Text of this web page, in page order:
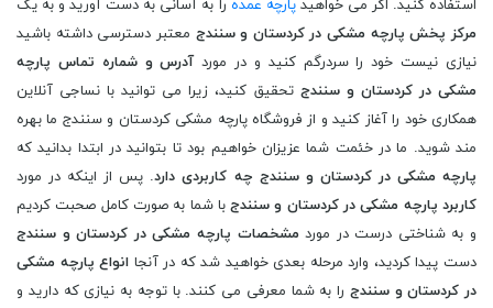
استفاده کنید. اگر می خواهیدپارچه عمده را به آسانی به دست آورید و به یک
مرکز پخش پارچه مشکی در کردستان و سنندج معتبر دسترسی داشته باشید
نیازی نیست خود را سردرگم کنید و در موردآدرس و شماره تماس پارچه
مشکی در کردستان و سنندجتحقیق کنید، زیرا می توانید با نساجی آنلاین
همکاری خود را آغاز کنید و از فروشگاه پارچه مشکی کردستان و سنندج ما بهره
مند شوید. ما در خئمت شما عزیزان خواهیم بود تا بتوانید در ابتدا بدانید که
پارچه مشکی در کردستان و سنندج چه کاربردی دارد. پس از اینکه در مورد
کاربرد پارچه مشکی در کردستان و سنندجبا شما به صورت کامل صحبت کردیم
و به شناختی درست در مورد مشخصات پارچه مشکی در کردستان و سنندج
دست پیدا کردید، وارد مرحله بعدی خواهید شد که در آنجا انواع پارچه مشکی
در کردستان و سنندج را به شما معرفی می کنند. با توجه به نیازی که دارید و